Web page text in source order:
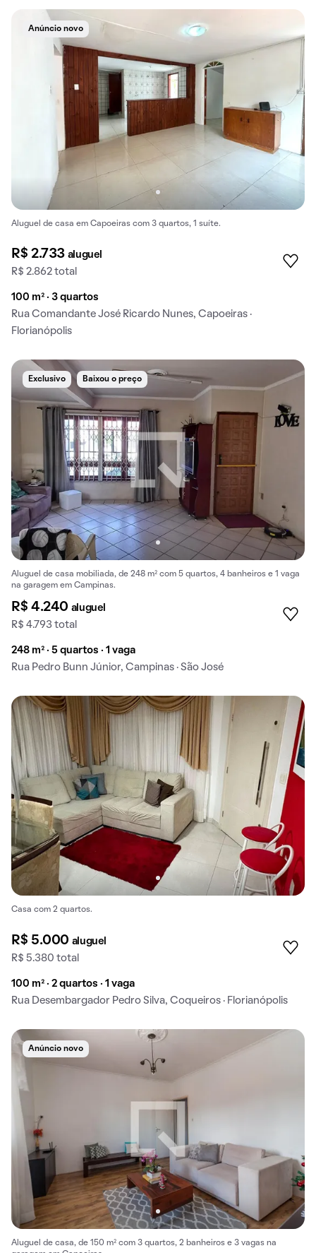
Anúncio novo
Aluguel de casa em Capoeiras com 3 quartos, 1 suíte.
R$ 2.733 aluguel
R$ 2.862 total
100 m² · 3 quartos
Rua Comandante José Ricardo Nunes, Capoeiras ·
Florianópolis
Exclusivo Baixou o preço
Aluguel de casa mobiliada, de 248 m² com 5 quartos, 4 banheiros e 1 vaga
na garagem em Campinas.
R$ 4.240 aluguel
R$ 4.793 total
248 m² · 5 quartos · 1 vaga
Rua Pedro Bunn Júnior, Campinas · São José
Casa com 2 quartos.
R$ 5.000 aluguel
R$ 5.380 total
100 m² · 2 quartos · 1 vaga
Rua Desembargador Pedro Silva, Coqueiros · Florianópolis
Anúncio novo
Aluguel de casa, de 150 m² com 3 quartos, 2 banheiros e 3 vagas na